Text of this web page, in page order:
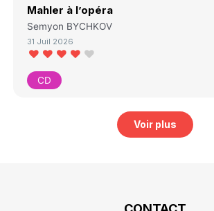
Mahler à l’opéra
Semyon BYCHKOV
31 Juil 2026
CD
Voir plus